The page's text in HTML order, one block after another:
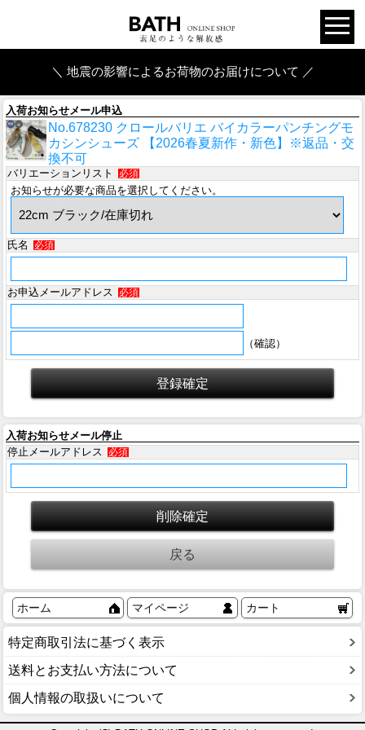
＼ 地震の影響によるお荷物のお届けについて ／
入荷お知らせメール申込
No.678230 クロールバリエ バイカラーパンチングモ
カシンシューズ 【2026春夏新作・新色】※返品・交
換不可
バリエーションリスト 必須
お知らせが必要な商品を選択してください。
氏名 必須
お申込メールアドレス 必須
（確認）
入荷お知らせメール停止
停止メールアドレス
必須
ホーム マイページ カート
特定商取引法に基づく表示
送料とお支払い方法について
個人情報の取扱いについて